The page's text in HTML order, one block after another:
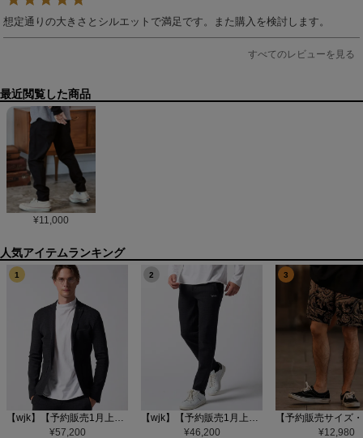
想定通りの大きさとシルエットで満足です。また購入を検討します。
すべてのレビューを見る
最近閲覧した商品
¥11,000
1
【wjk】【予約販売1月上旬～中旬入荷】function knit jacket(jacquard check) ニットジャケット(207 mw08j)
¥57,200
2
【wjk】【予約販売1月上旬～中旬入荷】function knit easy slacks(jacquard check) ニットイージーパンツ(504 mw08j)
¥46,200
3
¥12,980